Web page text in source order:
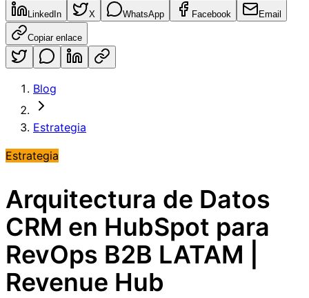
LinkedIn X WhatsApp Facebook Email
Copiar enlace
Blog
Estrategia
Estrategia
Arquitectura de Datos
CRM en HubSpot para
RevOps B2B LATAM |
Revenue Hub